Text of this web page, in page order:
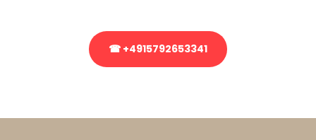
☎ +4915792653341